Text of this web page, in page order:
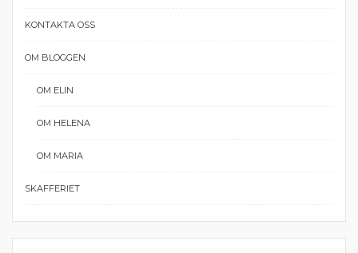
KONTAKTA OSS
OM BLOGGEN
OM ELIN
OM HELENA
OM MARIA
SKAFFERIET